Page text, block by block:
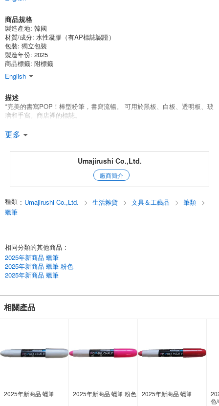
商品規格
製造產地: 韓國
材質/成分: 水性凝膠（有AP標誌認證）
包裝: 獨立包裝
製造年份: 2025
商品標籤: 附標籤
English
描述
*完美的書寫POP！棒型粉筆，書寫流暢。 可用於黑板、白板、透明板、玻
璃和手寫。商店裡的標誌。
*顏色：白色，螢光粉色，紅色，橙色，螢光藍色，螢光黃色，綠色，黑色
*線寬：約4毫米（產品類型：二手）。
*通過轉動尾座可以調整槍管的長度，並且可以檢查剩餘量。
*文字流暢，有粉筆般的表達。
*擦除時，用濕毛巾或用水浸濕的毛巾擦拭。
(注意：不適合在學校黑板或建築黑板上書寫，可能會留下書寫痕跡)
#粉筆。
#Crayon
#Menu sign
English
更多
Umajirushi Co.,Ltd.
廠商簡介
種類 : Umajirushi Co.,Ltd. 生活雜貨 文具＆工藝品
筆類
蠟筆
相同分類的其他商品 :
2025年新商品 蠟筆
2025年新商品 蠟筆 粉色
2025年新商品 蠟筆
相關產品
2025年新商品 蠟筆 2025年新商品 蠟筆 粉色 2025年新商品 蠟筆
色